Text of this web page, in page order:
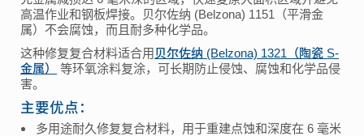
高温作业和钢板焊接。贝尔佐纳 (Belzona) 1151（平滑金
属）不会腐蚀，而且耐多种化学品。
这种修复复合材料适合用 贝尔佐纳 (Belzona) 1321（陶瓷 S-
金属）
等环氧涂料复涂，可长期防止侵蚀、腐蚀和化学品侵
害。
主要优点：
多用途耐久修复复合材料，用于重建点蚀和深度在 6 毫米